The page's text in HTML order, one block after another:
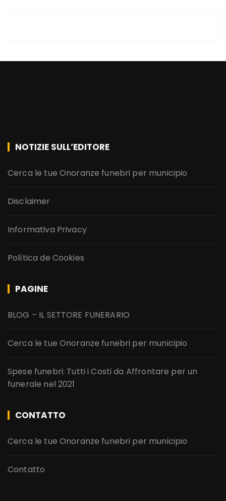
NOTIZIE SULL’EDITORE
Cerca le tue Onoranze funebri per municipio
Disclaimer
Informativa Privacy
Política de Cookies
PAGINE
BLOG – IL SETTORE FUNERARIO
Cerca le tue Onoranze funebri per municipio
Spese funebri: Tutti i Costi da Affrontare per un
funerale nel 2021
CONTATTO
Cerca le tue Onoranze funebri per municipio
Contatto